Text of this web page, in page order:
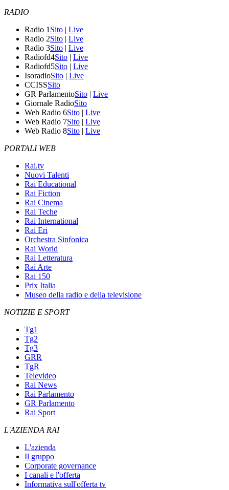
RADIO
Radio 1 Sito | Live
Radio 2Sito | Live
Radio 3Sito | Live
Radiofd4Sito | Live
Radiofd5Sito | Live
IsoradioSito | Live
CCISSSito
GR ParlamentoSito | Live
Giornale RadioSito
Web Radio 6Sito | Live
Web Radio 7Sito | Live
Web Radio 8Sito | Live
PORTALI WEB
Rai.tv
Nuovi Talenti
Rai Educational
Rai Fiction
Rai Cinema
Rai Teche
Rai International
Rai Eri
Orchestra Sinfonica
Rai World
Rai Letteratura
Rai Arte
Rai 150
Prix Italia
Museo della radio e della televisione
NOTIZIE E SPORT
Tg1
Tg2
Tg3
GRR
TgR
Televideo
Rai News
Rai Parlamento
GR Parlamento
Rai Sport
L'AZIENDA RAI
L'azienda
Il gruppo
Corporate governance
I canali e l'offerta
Informativa sull'offerta tv